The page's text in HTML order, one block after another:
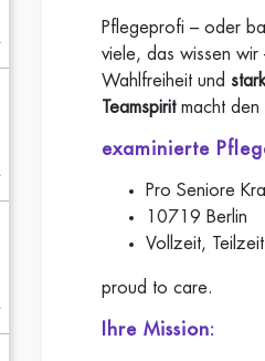
Pflegeprofi – oder
viele, das wissen
Wahlfreiheit und
Teamspiritmacht den
examinierte
Pro Seniore
10719 Berlin
Vollzeit,
proud to care.
Ihre Mission: